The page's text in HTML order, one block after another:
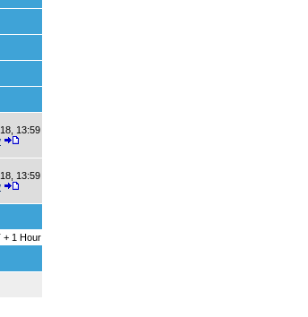
13:59
13:59
+ 1 Hour